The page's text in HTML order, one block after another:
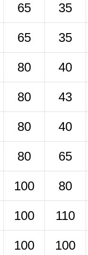
65 35
65 35
80 40
80 43
80 40
80 65
100 80
100 110
100 100